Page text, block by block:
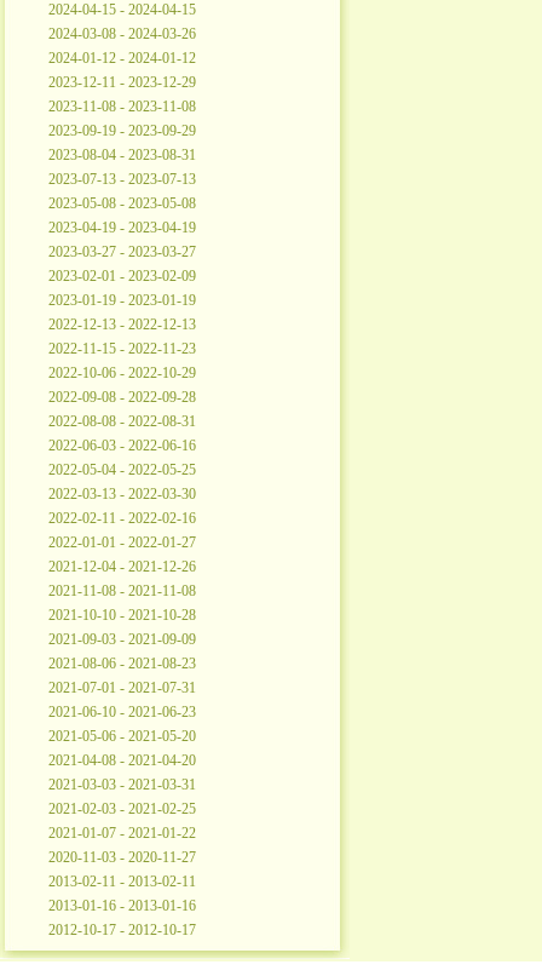
2024-04-15 - 2024-04-15
2024-03-08 - 2024-03-26
2024-01-12 - 2024-01-12
2023-12-11 - 2023-12-29
2023-11-08 - 2023-11-08
2023-09-19 - 2023-09-29
2023-08-04 - 2023-08-31
2023-07-13 - 2023-07-13
2023-05-08 - 2023-05-08
2023-04-19 - 2023-04-19
2023-03-27 - 2023-03-27
2023-02-01 - 2023-02-09
2023-01-19 - 2023-01-19
2022-12-13 - 2022-12-13
2022-11-15 - 2022-11-23
2022-10-06 - 2022-10-29
2022-09-08 - 2022-09-28
2022-08-08 - 2022-08-31
2022-06-03 - 2022-06-16
2022-05-04 - 2022-05-25
2022-03-13 - 2022-03-30
2022-02-11 - 2022-02-16
2022-01-01 - 2022-01-27
2021-12-04 - 2021-12-26
2021-11-08 - 2021-11-08
2021-10-10 - 2021-10-28
2021-09-03 - 2021-09-09
2021-08-06 - 2021-08-23
2021-07-01 - 2021-07-31
2021-06-10 - 2021-06-23
2021-05-06 - 2021-05-20
2021-04-08 - 2021-04-20
2021-03-03 - 2021-03-31
2021-02-03 - 2021-02-25
2021-01-07 - 2021-01-22
2020-11-03 - 2020-11-27
2013-02-11 - 2013-02-11
2013-01-16 - 2013-01-16
2012-10-17 - 2012-10-17